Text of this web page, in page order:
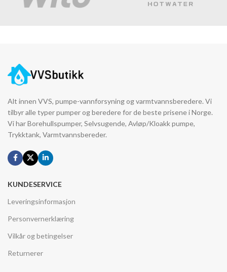
Alt innen VVS, pumpe-vannforsyning og varmtvannsberedere. Vi
tilbyr alle typer pumper og beredere for de beste prisene i Norge.
Vi har Borehullspumper, Selvsugende, Avløp/Kloakk pumpe,
Trykktank, Varmtvannsbereder.
KUNDESERVICE
Leveringsinformasjon
Personvernerklæring
Vilkår og betingelser
Returnerer